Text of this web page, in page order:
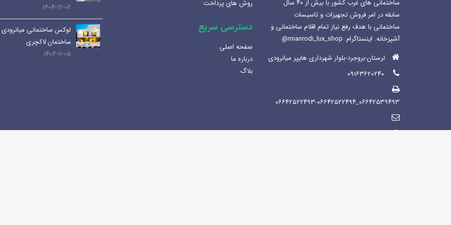
ساختمانی های غرب کشور با بیش از ۴۰ سال
سابقه در امر فروش تجهیزات و تاسیسات
ساختمانی با هدف رفع نیاز تمام اقلام ساختمانی و
آشپزخانه. اینستاگرام: mianrodi_lux_shop@
لرستان-بروجرد-بلوار شهرداری هایپر میانرودی
۰۶۶۴۲۵۳۹۴۹۳_۰۶۶۴۲۵۲۲۴۹۳-۰۶۶۴۲۵۲۲۴۹۴
روش های پرداخت
دسترسی سریع
صفحه اصلی
درباره ما
بلاگ
1404-12-02
لوکس ساختمانی میانرودی و
ساختمان لاکچری
1404-11-05
1404-12-02
لوکس ساختمانی میانرودی
ساختمان لاکچری
1404-11-05